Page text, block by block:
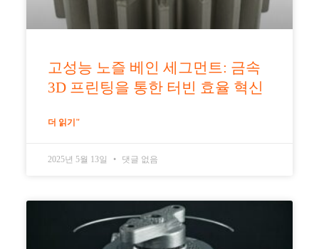
고성능 노즐 베인 세그먼트: 금속
3D 프린팅을 통한 터빈 효율 혁신
더 읽기"
2025년 5월 13일 댓글 없음